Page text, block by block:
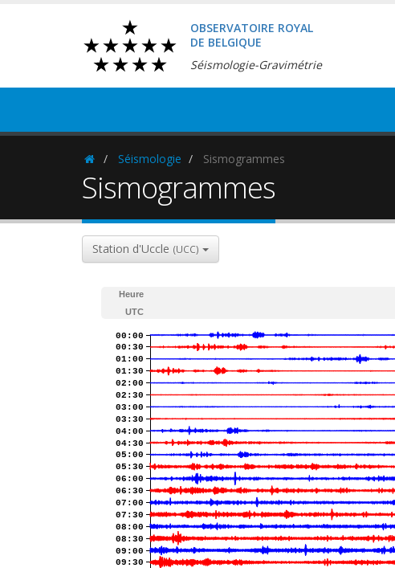
OBSERVATOIRE ROYAL
DE BELGIQUE
Séismologie-Gravimétrie
HomepageSéismologie Sismogrammes
Sismogrammes
Station d'Uccle (UCC)
Heure
UTC
00:00
00:30
01:00
01:30
02:00
02:30
03:00
03:30
04:00
04:30
05:00
05:30
06:00
06:30
07:00
07:30
08:00
08:30
09:00
09:30